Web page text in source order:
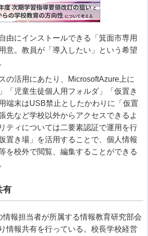
由にインストールできる「箕面市専用
意。教員が「導入したい」という希望
の活用にあたり、 MicrosoftAzure 上に
「児童生徒個人用フォルダ」「仮置き
端末はUSB禁止としたかわりに「仮置
先など学校以外からアクセスできるよ
ティについては二要素認証で運用を行
置き場」を活用することで、個人情報
を校外で閲覧、編集することができる
有
情報担当者が所属する情報教育研究部会
情報共有を行っている。校長学校経営